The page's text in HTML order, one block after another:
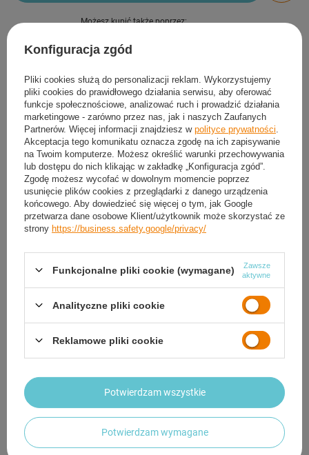
Możesz kupić także poprzez:
Produkt dostępny Wysyłka
dzisiaj
Darmowa i szybka dostawaod50,00 zł
30 dni na łatwy zwrot
Sprawdź, w którym sklepie obejrzysz i kupisz od ręki
Bezpieczne zakupy
Darmowa dostawa do paczkomatu lub punktu
odbioru
Smile - dostawy ze sklepów internetowych przy zamówieniu od
OPIS
SZCZEGÓŁOWE DANE
OPINIE
Potrzebujesz pomocy? Masz pytania?
Konfiguracja zgód
Pliki cookies służą do personalizacji reklam. Wykorzystujemy
pliki cookies do prawidłowego działania serwisu, aby oferować
funkcje społecznościowe, analizować ruch i prowadzić działania
marketingowe - zarówno przez nas, jak i naszych Zaufanych
Partnerów. Więcej informacji znajdziesz w polityce prywatności
Akceptacja tego komunikatu oznacza zgodę na ich zapisywanie
na Twoim komputerze. Możesz określić warunki przechowywania
lub dostępu do nich klikając w zakładkę „Konfiguracja zgód”.
Zgodę możesz wycofać w dowolnym momencie poprzez
usunięcie plików cookies z przeglądarki z danego urządzenia
końcowego. Aby dowiedzieć się więcej o tym, jak Google
przetwarza dane osobowe Klient/użytkownik może skorzystać ze
strony https://business.safety.google/privacy/
Funkcjonalne pliki cookie (wymagane)
Zawsze
aktywne
Analityczne pliki cookie
Reklamowe pliki cookie
Potwierdzam wymagane
Potwierdzam wszystkie